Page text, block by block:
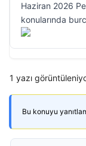
Haziran 2026
konularında
1 yazı
Bu konuyu